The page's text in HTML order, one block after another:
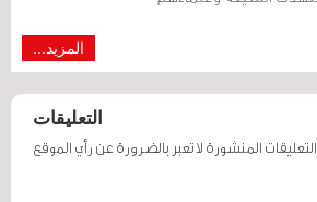
المزيد...
التعليقات
التعليقات المنشورة لا تعبر بالضرورة عن رأي الموقع